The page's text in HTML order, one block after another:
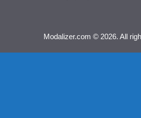
Modalizer.com © 2026. All